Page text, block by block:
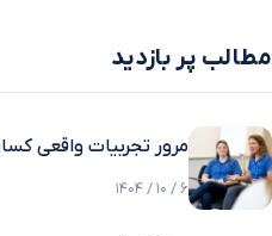
مطالب پر بازدید
مرور تجربیات واقعی
6 / 10 / 1404